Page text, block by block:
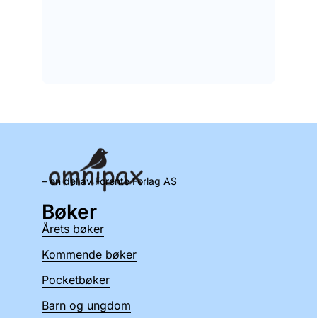
– en del av Forente Forlag AS
Bøker
Årets bøker
Kommende bøker
Pocketbøker
Barn og ungdom